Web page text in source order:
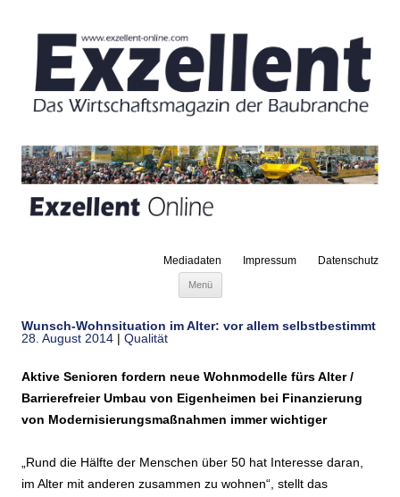
Mediadaten Impressum Datenschutz
Menü
Wunsch-Wohnsituation im Alter: vor allem selbstbestimmt
28. August 2014 | Qualität
Aktive Senioren fordern neue Wohnmodelle fürs Alter /
Barrierefreier Umbau von Eigenheimen bei Finanzierung
von Modernisierungsmaßnahmen immer wichtiger
„Rund die Hälfte der Menschen über 50 hat Interesse daran,
im Alter mit anderen zusammen zu wohnen“, stellt das